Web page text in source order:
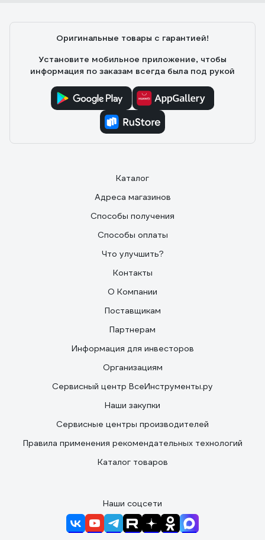
Оригинальные товары с гарантией!
Установите мобильное приложение, чтобы
информация по заказам всегда была под рукой
Каталог
Адреса магазинов
Способы получения
Способы оплаты
Что улучшить?
Контакты
О Компании
Поставщикам
Партнерам
Информация для инвесторов
Организациям
Сервисный центр ВсеИнструменты.ру
Наши закупки
Сервисные центры производителей
Правила применения рекомендательных технологий
Каталог товаров
Наши соцсети